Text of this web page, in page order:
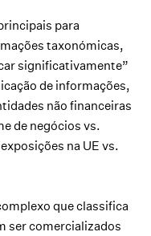
para
taxonómicas,
significativamente”
de informações,
não financeiras
de negócios vs.
na UE vs.
que classifica
ser comercializados